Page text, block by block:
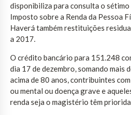
disponibiliza para consulta o
Imposto sobre a Renda da Pessoa
Haverá também restituições
a 2017.
O crédito bancário para 151.248
dia 17 de dezembro, somando mais
acima de 80 anos, contribuintes
ou mental ou doença grave e
renda seja o magistério têm